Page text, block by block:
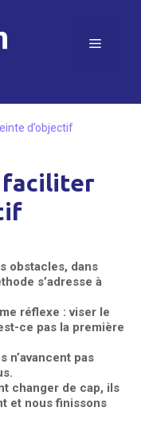
Menu
d’objectif
faciliter
obstacles, dans
s’adresse à
réflexe : viser le
ce pas la première
n’avancent pas
changer de cap, ils
et nous finissons